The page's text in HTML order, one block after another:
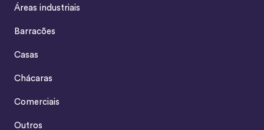
Áreas industriais
Barracões
Casas
Chácaras
Comerciais
Outros